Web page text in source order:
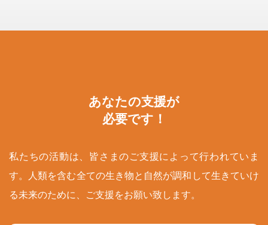
あなたの支援が
必要です！
私たちの活動は、皆さまのご支援によって行われていま
す。人類を含む全ての生き物と自然が調和して生きていけ
る未来のために、ご支援をお願い致します。